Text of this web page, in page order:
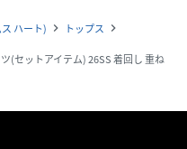
ハート) navigate_next トップス navigate_next
(セットアイテム) 26SS 着回し 重ね